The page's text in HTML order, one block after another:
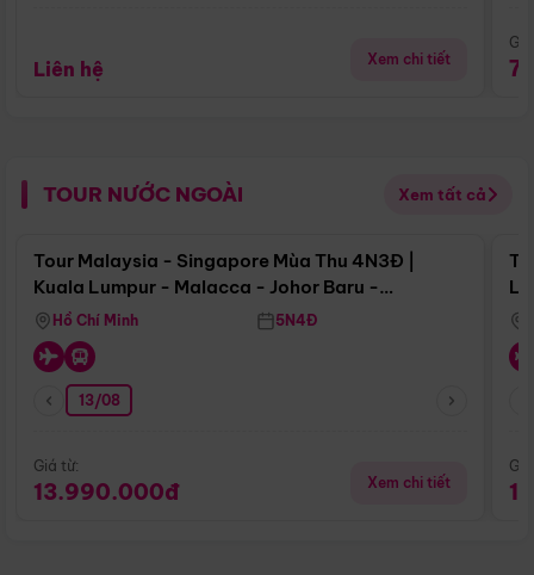
Liên hệ Xem chi tiết
TOUR NƯỚC NGOÀI Xem tất cả
Điểm nổi bật
Tour Malaysia - Singapore Mùa Thu 4N3Đ |
Kuala Lumpur - Malacca - Johor Baru -
Singapore
Hồ Chí Minh 5N4Đ
13/08
Giá từ:
13.990.000đ Xem chi tiết